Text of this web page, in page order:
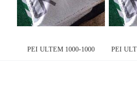
PEI ULTEM 1000-1000
PEI